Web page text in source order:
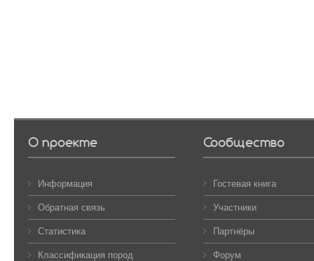
О проекте
Информация
Обратная связь
Статистика
Классификация пород
Сообщество
Гостевая книга
Участники
Партнёры
Форум